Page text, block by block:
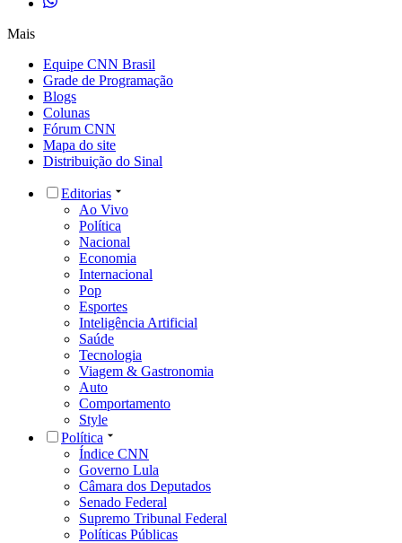
Mais
Equipe CNN Brasil
Grade de Programação
Blogs
Colunas
Fórum CNN
Mapa do site
Distribuição do Sinal
Editorias
Ao Vivo
Política
Nacional
Economia
Internacional
Pop
Esportes
Inteligência Artificial
Saúde
Tecnologia
Viagem & Gastronomia
Auto
Comportamento
Style
Política
Índice CNN
Governo Lula
Câmara dos Deputados
Senado Federal
Supremo Tribunal Federal
Políticas Públicas